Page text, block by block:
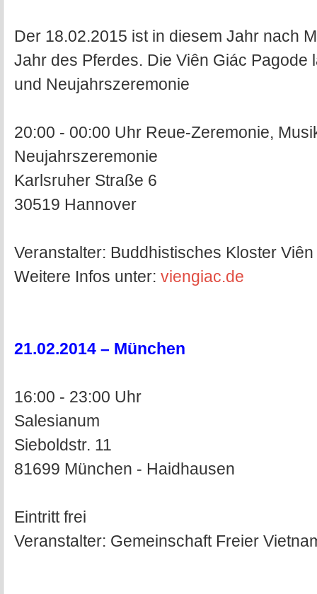
Der 18.02.2015 ist in diesem Jahr nach
Jahr des Pferdes. Die Viên Giác Pagode
und Neujahrszeremonie
20:00 - 00:00 Uhr Reue-Zeremonie,
Neujahrszeremonie
Karlsruher Straße 6
30519 Hannover
Veranstalter: Buddhistisches Kloster
Weitere Infos unter: viengiac.de
21.02.2014 – München
16:00 - 23:00 Uhr
Salesianum
Sieboldstr. 11
81699 München - Haidhausen
Eintritt frei
Veranstalter: Gemeinschaft Freier